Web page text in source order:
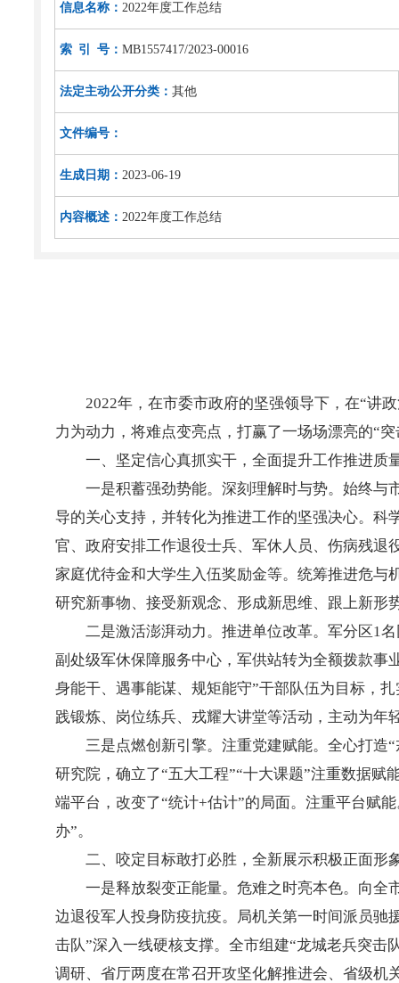
信息名称： 2022年度工作总结
索 引 号： MB1557417/2023-00016
法定主动公开分类： 其他
文件编号：
生成日期： 2023-06-19
内容概述： 2022年度工作总结
2022年，在市委市政府的坚强领导下，在“讲
力为动力，将难点变亮点，打赢了一场场漂亮的“突
一、坚定信心真抓实干，全面提升工作推进质
一是积蓄强劲势能。深刻理解时与势。始终与
导的关心支持，并转化为推进工作的坚强决心。科
官、政府安排工作退役士兵、军休人员、伤病残
家庭优待金和大学生入伍奖励金等。统筹推进危
研究新事物、接受新观念、形成新思维、跟上新形
二是激活澎湃动力。推进单位改革。军分区1
副处级军休保障服务中心，军供站转为全额拨款事
身能干、遇事能谋、规矩能守”干部队伍为目标，
践锻炼、岗位练兵、戎耀大讲堂等活动，主动为年
三是点燃创新引擎。注重党建赋能。全心打造
研究院，确立了“五大工程”“十大课题”注重数据
端平台，改变了“统计+估计”的局面。注重平台赋
办”。
二、咬定目标敢打必胜，全新展示积极正面形
一是释放裂变正能量。危难之时亮本色。向全
边退役军人投身防疫抗疫。局机关第一时间派员驰
击队”深入一线硬核支撑。全市组建“龙城老兵突击
调研、省厅两度在常召开攻坚化解推进会、省级